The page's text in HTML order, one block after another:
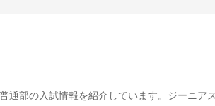
通部の入試情報を紹介しています。ジーニ